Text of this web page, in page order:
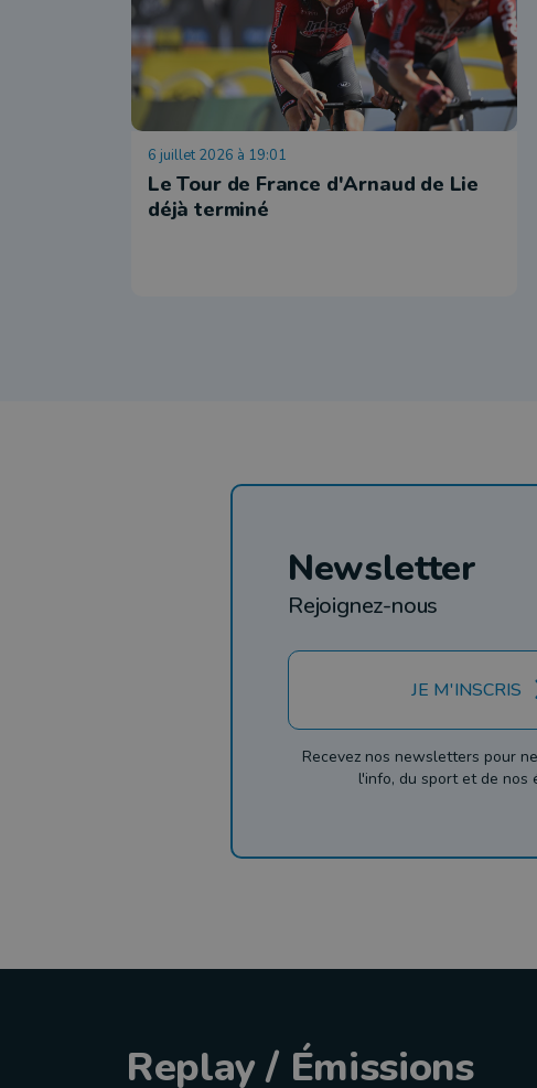
6 juillet 2026 à 19:01
Le Tour de France d'Arnaud de Lie
déjà terminé
Newsletter
Rejoignez-nous
JE M'INSCRIS
Recevez nos newsletters pour
l'info, du sport et de nos
Replay / Émissions